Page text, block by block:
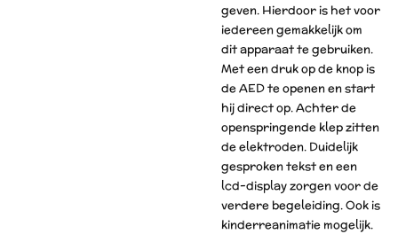
geven. Hierdoor is het voor
iedereen gemakkelijk om
dit apparaat te gebruiken.
Met een druk op de knop is
de AED te openen en start
hij direct op. Achter de
openspringende klep zitten
de elektroden. Duidelijk
gesproken tekst en een
lcd-display zorgen voor de
verdere begeleiding. Ook is
kinderreanimatie mogelijk.